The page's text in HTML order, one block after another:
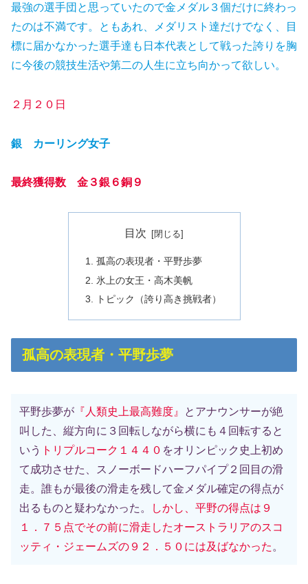
最強の選手団と思っていたので金メダル３個だけに終わっ
たのは不満です。ともあれ、メダリスト達だけでなく、目
標に届かなかった選手達も日本代表として戦った誇りを胸
に今後の競技生活や第二の人生に立ち向かって欲しい。
２月２０日
銀 カーリング女子
最終獲得数 金 ３銀 ６銅 ９
目次
孤高の表現者・平野歩夢
氷上の女王・高木美帆
トピック（誇り高き挑戦者）
孤高の表現者・平野歩夢
平野歩夢が 『人類史上最高難度』
とアナウンサーが絶
叫した、縦方向に３回転しながら横にも４回転すると
いう トリプルコーク１４４０ をオリンピック史上初め
て成功させた、スノーボードハーフパイプ２回目の滑
走。誰もが最後の滑走を残して金メダル確定の得点が
出るものと疑わなかった。
しかし、平野の得点は９
１．７５点でその前に滑走したオーストラリアのスコ
ッティ・ジェームズの９２．５０には及ばなかった。